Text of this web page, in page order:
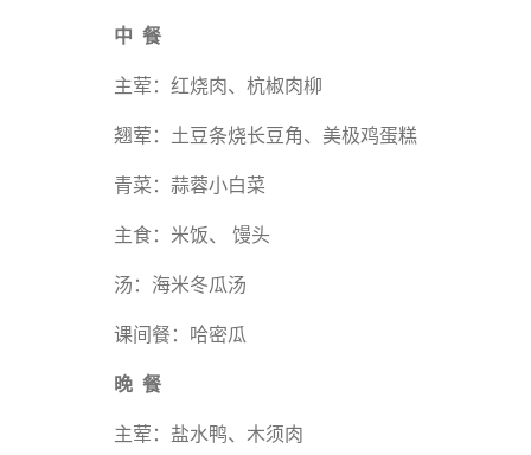
中 餐
主荤：红烧肉、杭椒肉柳
翘荤：土豆条烧长豆角、美极鸡蛋糕
青菜：蒜蓉小白菜
主食：米饭、 馒头
汤：海米冬瓜汤
课间餐：哈密瓜
晚 餐
主荤：盐水鸭、木须肉